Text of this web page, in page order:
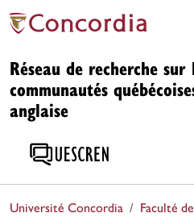
Réseau de recherche sur
communautés
anglaise
Université Concordia
Faculté